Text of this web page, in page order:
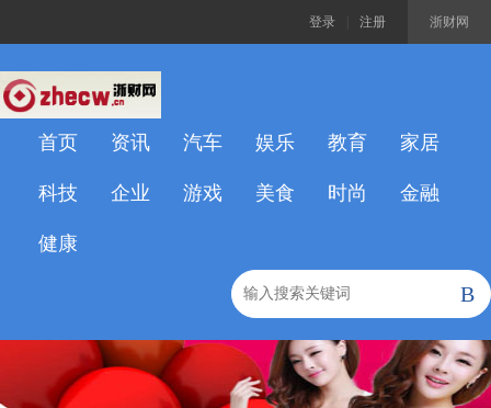
浙财网
登录 注册
首页 资讯 汽车 娱乐 教育 家居
科技 企业 游戏 美食 时尚 金融
健康
B